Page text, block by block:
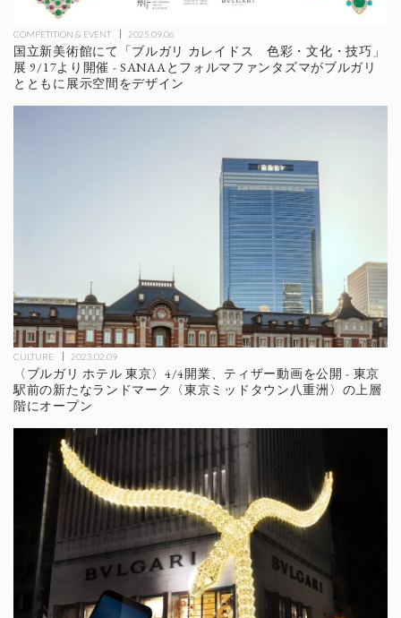
COMPETITION & EVENT 2025.09.06
国立新美術館にて「ブルガリ カレイドス 色彩・文化・技巧」
展 9/17より開催 - SANAAとフォルマファンタズマがブルガリ
とともに展示空間をデザイン
CULTURE 2023.02.09
〈ブルガリ ホテル 東京〉4/4開業、ティザー動画を公開 - 東京
駅前の新たなランドマーク〈東京ミッドタウン八重洲〉の上層
階にオープン